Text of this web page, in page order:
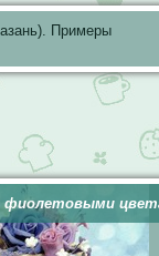
Примеры
фиолетовыми